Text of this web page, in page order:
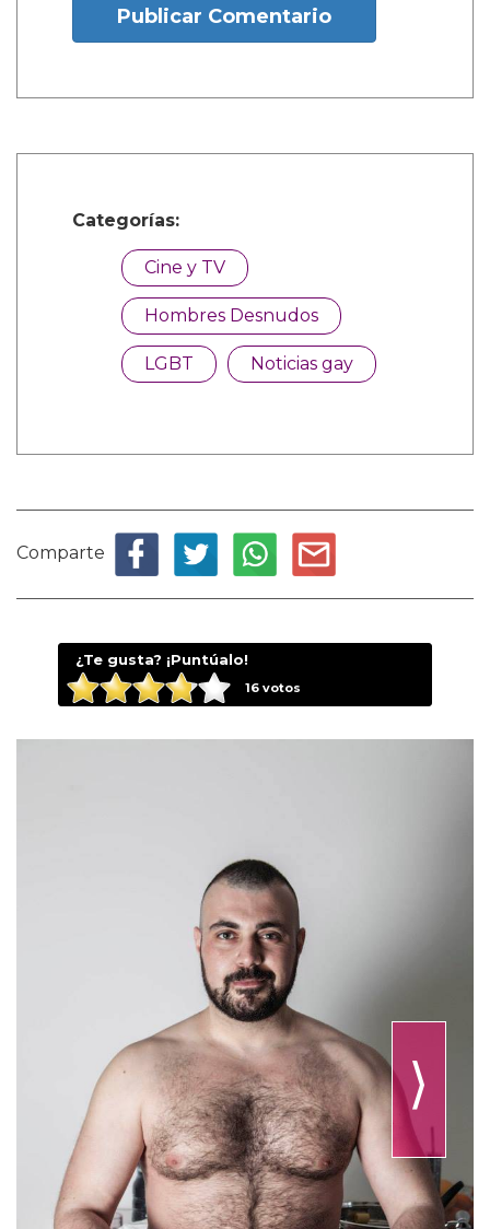
Publicar Comentario
Categorías:
Cine y TV
Hombres Desnudos
LGBT Noticias gay
Comparte
¿Te gusta? ¡Puntúalo!
16votos
⟩